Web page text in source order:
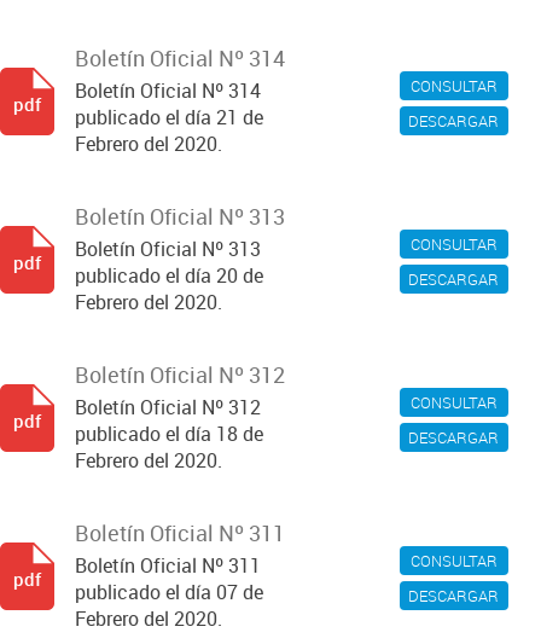
CONSULTAR
DESCARGAR
Boletín Oficial Nº 314
Boletín Oficial Nº 314
publicado el día 21 de
Febrero del 2020.
pdf
CONSULTAR
DESCARGAR
Boletín Oficial Nº 313
Boletín Oficial Nº 313
publicado el día 20 de
Febrero del 2020.
pdf
CONSULTAR
DESCARGAR
Boletín Oficial Nº 312
Boletín Oficial Nº 312
publicado el día 18 de
Febrero del 2020.
pdf
CONSULTAR
DESCARGAR
Boletín Oficial Nº 311
Boletín Oficial Nº 311
publicado el día 07 de
Febrero del 2020.
pdf